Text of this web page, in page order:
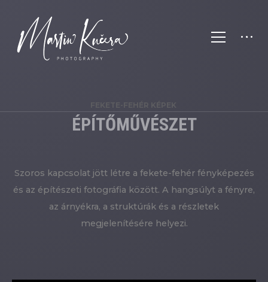
ÉPÍTŐMŰVÉSZET
Szoros kapcsolat jött létre a fekete-fehér fényképezés
és az építészeti fotográfia között. A hangsúlyt a fényre,
az árnyékra, a struktúrák és a részletek
megjelenítésére helyezi.